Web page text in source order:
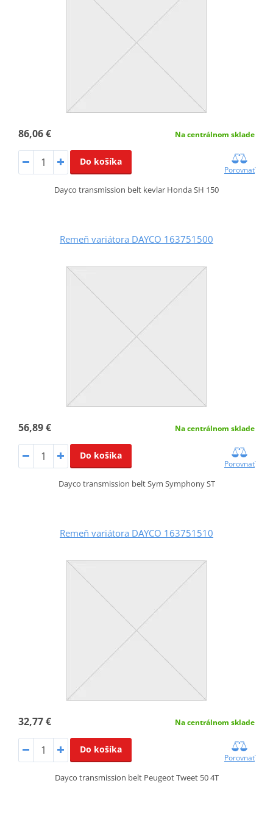
86,06 € Na centrálnom sklade
Do košíka
Porovnať
Dayco transmission belt kevlar Honda SH 150
Remeň variátora DAYCO 163751500
56,89 € Na centrálnom sklade
Do košíka
Porovnať
Dayco transmission belt Sym Symphony ST
Remeň variátora DAYCO 163751510
32,77 € Na centrálnom sklade
Do košíka
Porovnať
Dayco transmission belt Peugeot Tweet 50 4T